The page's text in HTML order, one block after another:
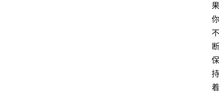
果
你
不
断
保
持
着